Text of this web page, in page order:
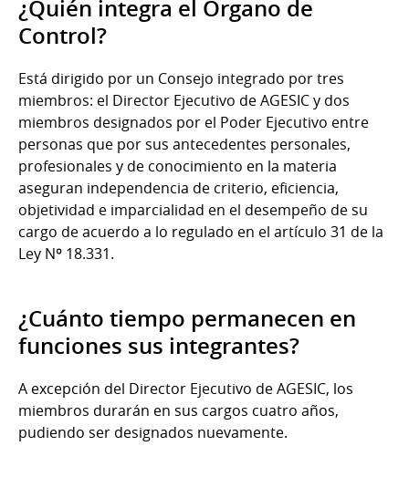
¿Quién integra el Órgano de
Control?
Está dirigido por un Consejo integrado por tres
miembros: el Director Ejecutivo de AGESIC y dos
miembros designados por el Poder Ejecutivo entre
personas que por sus antecedentes personales,
profesionales y de conocimiento en la materia
aseguran independencia de criterio, eficiencia,
objetividad e imparcialidad en el desempeño de su
cargo de acuerdo a lo regulado en el artículo 31 de la
Ley Nº 18.331.
¿Cuánto tiempo permanecen en
funciones sus integrantes?
A excepción del Director Ejecutivo de AGESIC, los
miembros durarán en sus cargos cuatro años,
pudiendo ser designados nuevamente.